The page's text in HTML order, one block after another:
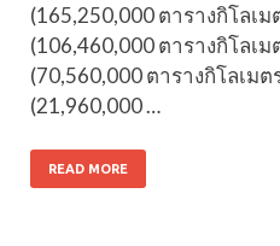
(165,250,000 ตารางกิโลเ
(106,460,000 ตารางกิโลเ
(70,560,000 ตารางกิโลเม
(21,960,000 …
READ MORE